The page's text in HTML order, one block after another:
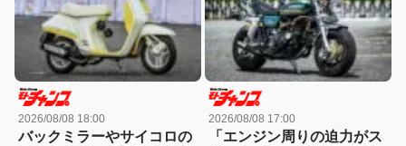
2026/08/08 18:00
バックミラーやサイコロの
2026/08/08 17:00
「エンジン周りの迫力がス